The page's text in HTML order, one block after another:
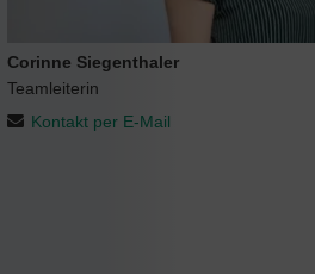
Corinne Siegenthaler
Teamleiterin
Kontakt per E-Mail